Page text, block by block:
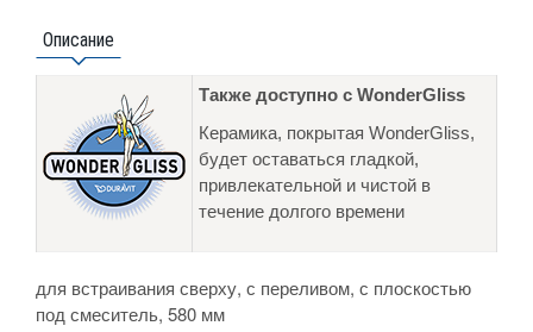
Описание
Также доступно с WonderGliss
Керамика, покрытая WonderGliss,
будет оставаться гладкой,
привлекательной и чистой в
течение долгого времени
для встраивания сверху, с переливом, с плоскостью
под смеситель, 580 мм